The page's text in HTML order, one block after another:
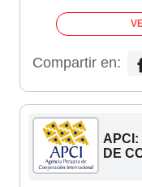
Compartir en:
APCI:
DE